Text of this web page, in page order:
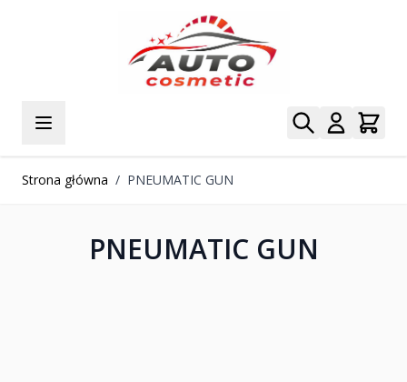
Strona główna / PNEUMATIC GUN
PNEUMATIC GUN